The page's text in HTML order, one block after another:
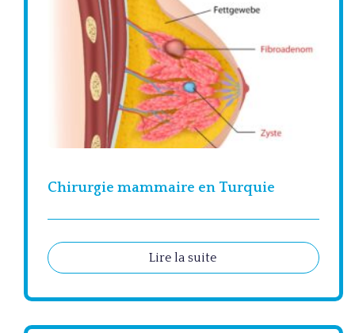
Chirurgie mammaire en Turquie
Lire la suite